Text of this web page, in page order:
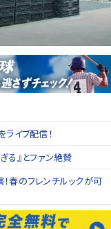
イブ配信！
る』とファン絶賛
春のフレンチルックが可